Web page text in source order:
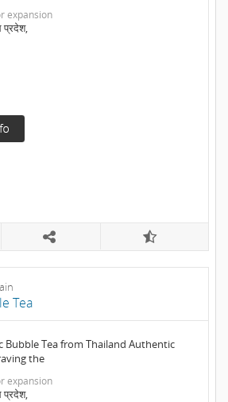
expansion
प्रदेश,
Tea
Bubble Tea from Thailand Authentic
the
expansion
प्रदेश,